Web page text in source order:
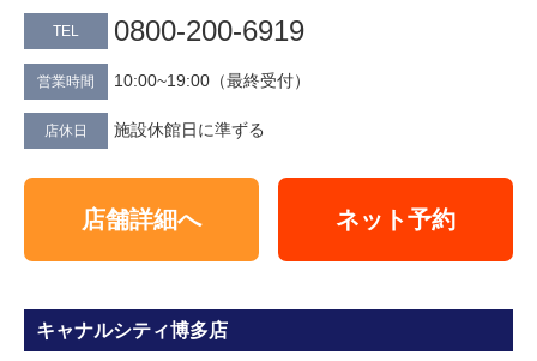
TEL 0800‐200‐6919
営業時間 10:00~19:00（最終受付）
店休日 施設休館日に準ずる
店舗詳細へ ネット予約
キャナルシティ博多店